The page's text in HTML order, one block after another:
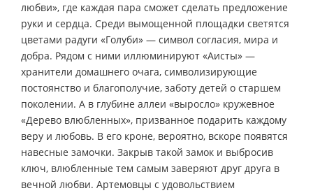
любви», где каждая пара сможет сделать предложение
руки и сердца. Среди вымощенной площадки светятся
цветами радуги «Голуби» — символ согласия, мира и
добра. Рядом с ними иллюминируют «Аисты» —
хранители домашнего очага, символизирующие
постоянство и благополучие, заботу детей о старшем
поколении. А в глубине аллеи «выросло» кружевное
«Дерево влюбленных», призванное подарить каждому
веру и любовь. В его кроне, вероятно, вскоре появятся
навесные замочки. Закрыв такой замок и выбросив
ключ, влюбленные тем самым заверяют друг друга в
вечной любви. Артемовцы с удовольствием